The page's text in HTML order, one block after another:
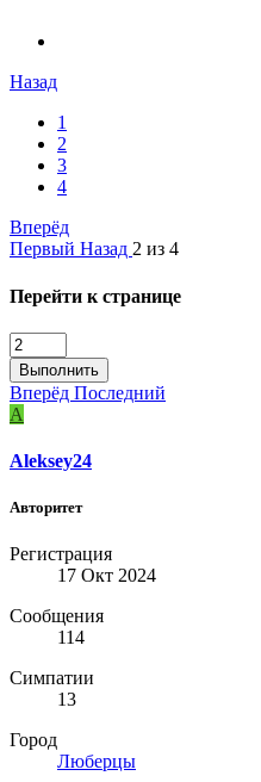
Назад
1
2
3
4
Вперёд
Первый Назад 2 из 4
Перейти к странице
Выполнить
Вперёд Последний
A
Aleksey24
Авторитет
Регистрация
17 Окт 2024
Сообщения
114
Симпатии
13
Город
Люберцы